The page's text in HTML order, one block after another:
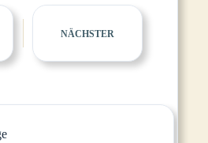
NÄCHSTER